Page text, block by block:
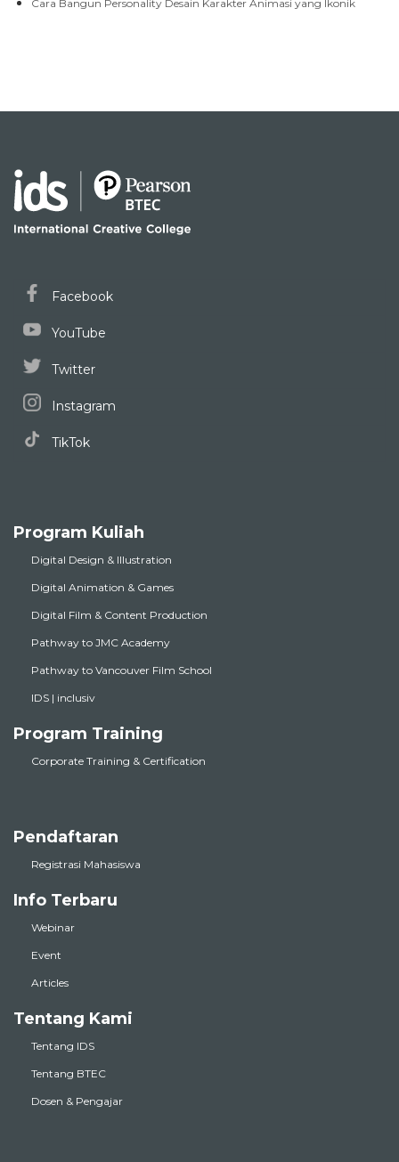
Cara Bangun Personality Desain Karakter Animasi yang Ikonik
Facebook
YouTube
Twitter
Instagram
TikTok
Program Kuliah
Digital Design & Illustration
Digital Animation & Games
Digital Film & Content Production
Pathway to JMC Academy
Pathway to Vancouver Film School
IDS | inclusiv
Program Training
Corporate Training & Certification
Pendaftaran
Registrasi Mahasiswa
Info Terbaru
Webinar
Event
Articles
Tentang Kami
Tentang IDS
Tentang BTEC
Dosen & Pengajar